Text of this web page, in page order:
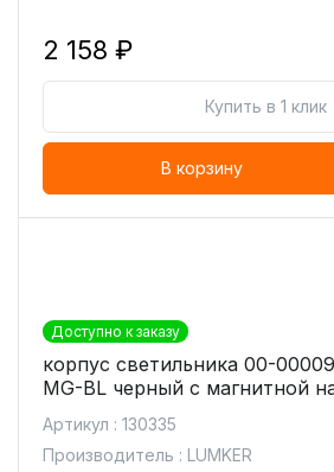
2 158 ₽
Купить в 1 клик
В корзину
Доступно к заказу
корпус светильника 00-
MG-BL черный с магнитной
Артикул : 130335
Производитель : LUMKER